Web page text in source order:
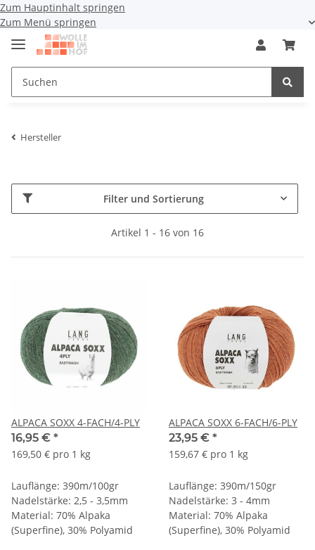
Zum Hauptinhalt springen
Zum Menü springen
Hersteller
Filter und Sortierung
Artikel 1 - 16 von 16
ALPACA SOXX 4-FACH/4-PLY
16,95 € *
169,50 € pro 1 kg
Lauflänge: 390m/100gr
Nadelstärke: 2,5 - 3,5mm
Material: 70% Alpaka
(Superfine), 30% Polyamid
ALPACA SOXX 6-FACH/6-PLY
23,95 € *
159,67 € pro 1 kg
Lauflänge: 390m/150gr
Nadelstärke: 3 - 4mm
Material: 70% Alpaka
(Superfine), 30% Polyamid